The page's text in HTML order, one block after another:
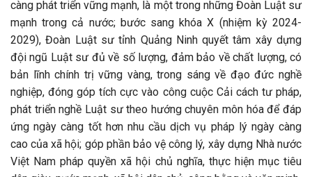
càng phát triển vững mạnh, là một trong những Đoàn Luật sư
mạnh trong cả nước; bước sang khóa X (nhiệm kỳ 2024-
2029), Đoàn Luật sư tỉnh Quảng Ninh quyết tâm xây dựng
đội ngũ Luật sư đủ về số lượng, đảm bảo về chất lượng, có
bản lĩnh chính trị vững vàng, trong sáng về đạo đức nghề
nghiệp, đóng góp tích cực vào công cuộc Cải cách tư pháp,
phát triển nghề Luật sư theo hướng chuyên môn hóa để đáp
ứng ngày càng tốt hơn nhu cầu dịch vụ pháp lý ngày càng
cao của xã hội; góp phần bảo vệ công lý, xây dựng Nhà nước
Việt Nam pháp quyền xã hội chủ nghĩa, thực hiện mục tiêu